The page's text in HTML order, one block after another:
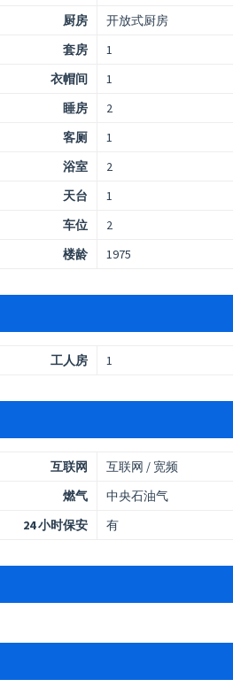
厨房
开放式厨房
套房
1
衣帽间
1
睡房
2
客厕
1
浴室
2
天台
1
车位
2
楼龄
1975
工人房 1
互联网
互联网 / 宽频
燃气
中央石油气
24 小时保安
有